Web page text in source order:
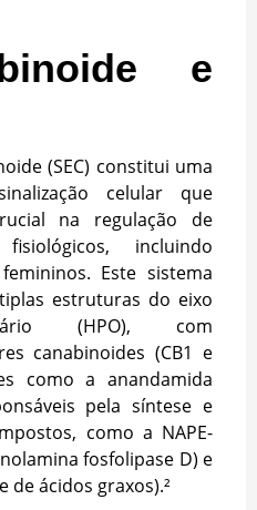
e
(SEC) constitui uma
celular que
na regulação de
incluindo
Este sistema
estruturas do eixo
ovário (HPO), com
canabinoides (CB1 e
como a anandamida
pela síntese e
como a NAPE-
fosfolipase D) e
de ácidos graxos).²